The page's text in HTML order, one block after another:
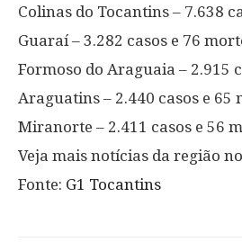
Colinas do Tocantins – 7.638
Guaraí – 3.282 casos e 76
Formoso do Araguaia – 2.915
Araguatins – 2.440 casos e 65
Miranorte – 2.411 casos e 56
Veja mais notícias da região
Fonte: G1 Tocantins